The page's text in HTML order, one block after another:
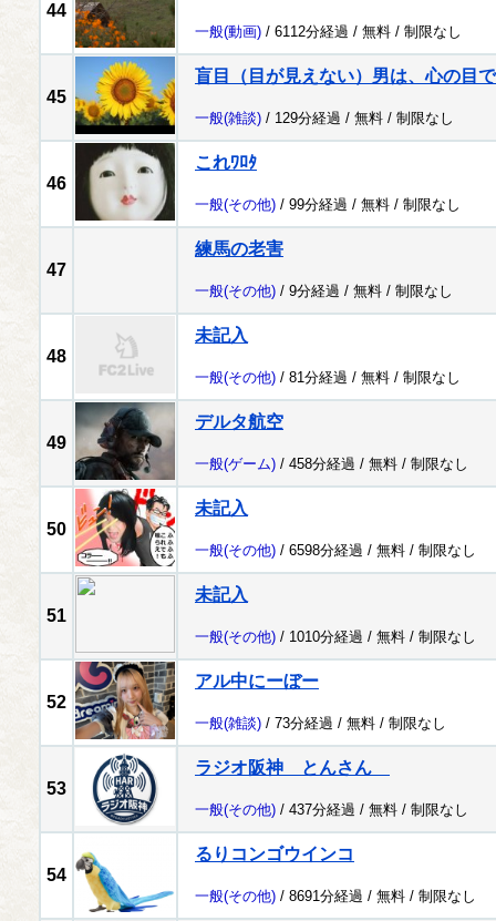
44
一般(動画) / 6112分経過 / 無料 / 制限なし
45
盲目（目が見えない）男は、心の目
一般(雑談) / 129分経過 / 無料 / 制限なし
46
これﾜﾛﾀ
一般(その他) / 99分経過 / 無料 / 制限なし
47
練馬の老害
一般(その他) / 9分経過 / 無料 / 制限なし
48
未記入
一般(その他) / 81分経過 / 無料 / 制限なし
49
デルタ航空
一般(ゲーム) / 458分経過 / 無料 / 制限なし
50
未記入
一般(その他) / 6598分経過 / 無料 / 制限なし
51
未記入
一般(その他) / 1010分経過 / 無料 / 制限なし
52
アル中にーぼー
一般(雑談) / 73分経過 / 無料 / 制限なし
53
ラジオ阪神 とんさん
一般(その他) / 437分経過 / 無料 / 制限なし
54
るりコンゴウインコ
一般(その他) / 8691分経過 / 無料 / 制限なし